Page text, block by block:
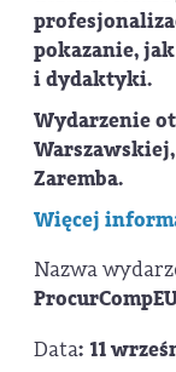
pokazanie,
i dydaktyki.
Wydarzenie
Zaremba.
Więcej
Nazwa
Data: 11